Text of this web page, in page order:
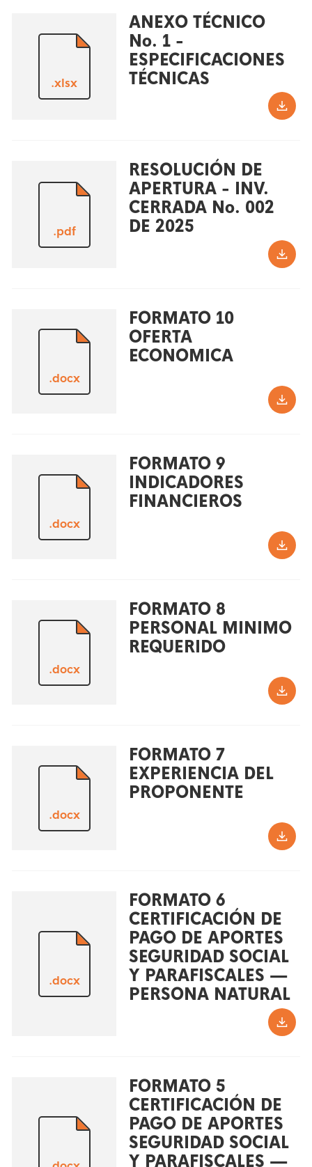
.xlsx
ANEXO TÉCNICO
No. 1 -
ESPECIFICACIONES
TÉCNICAS
.pdf
RESOLUCIÓN DE
APERTURA - INV.
CERRADA No. 002
DE 2025
.docx
FORMATO 10
OFERTA
ECONOMICA
.docx
FORMATO 9
INDICADORES
FINANCIEROS
.docx
FORMATO 8
PERSONAL MINIMO
REQUERIDO
.docx
FORMATO 7
EXPERIENCIA DEL
PROPONENTE
.docx
FORMATO 6
CERTIFICACIÓN DE
PAGO DE APORTES
SEGURIDAD SOCIAL
Y PARAFISCALES —
PERSONA NATURAL
FORMATO 5
CERTIFICACIÓN DE
PAGO DE APORTES
SEGURIDAD SOCIAL
Y PARAFISCALES —